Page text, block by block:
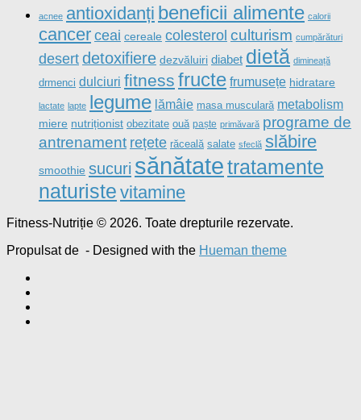
acnee antioxidanți beneficii alimente calorii
cancer ceai cereale colesterol culturism cumpărături
desertdetoxifiere dezvăluiri diabet dietă dimineață
drmenci dulciuri fitness fructe frumusețe hidratare
lactate lapte legume lămâie masa musculară metabolism
miere nutriționist obezitate ouă paște primăvară programe de
antrenament rețete răceală salate sfeclă slăbire
smoothie sucuri sănătatetratamente
naturiste vitamine
Fitness-Nutriție © 2026. Toate drepturile rezervate.
Propulsat de - Designed with the Hueman theme